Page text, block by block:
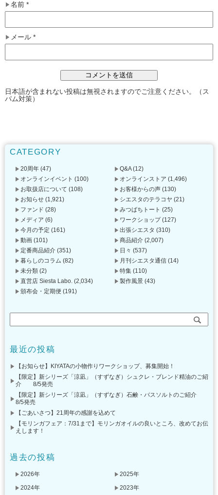
名前 *
メール *
日本語が含まれない投稿は無視されますのでご注意ください。（ス
パム対策）
CATEGORY
20周年 (47) Q&A(12)
オンラインイベント (100) オンラインストア (1,496)
お取扱店について (108) お客様からの声 (130)
お知らせ (1,921) シエスタのテラコヤ (21)
ファンド (28) みつばちトート (25)
メディア (6) ワークショップ(127)
今月の予定 (161) 出張シエスタ (310)
動画 (101) 商品紹介 (2,007)
定番商品紹介 (351) 日々 (537)
暮らしのコラム (82) 月刊シエスタ通信 (14)
未分類 (2) 特集 (110)
直営店 Siesta Labo. (2,034) 製作風景 (43)
頒布会・定期便 (191)
最近の投稿
【お知らせ】KIYATAの小物作りワークショップ、募集開始！
【限定】新シリーズ「涼凪」（すずなぎ）シュクレ・ブレンド精油のご紹
介 8/5発売
【限定】新シリーズ「涼凪」（すずなぎ）石鹸・バスソルトのご紹介
8/5発売
【ごあいさつ】21周年の感謝を込めて
【モリンガフェア：7/31まで】モリンガオイルの良いところ、改めてお伝
えします！
過去の投稿
2026年
2025年
2024年
2023年